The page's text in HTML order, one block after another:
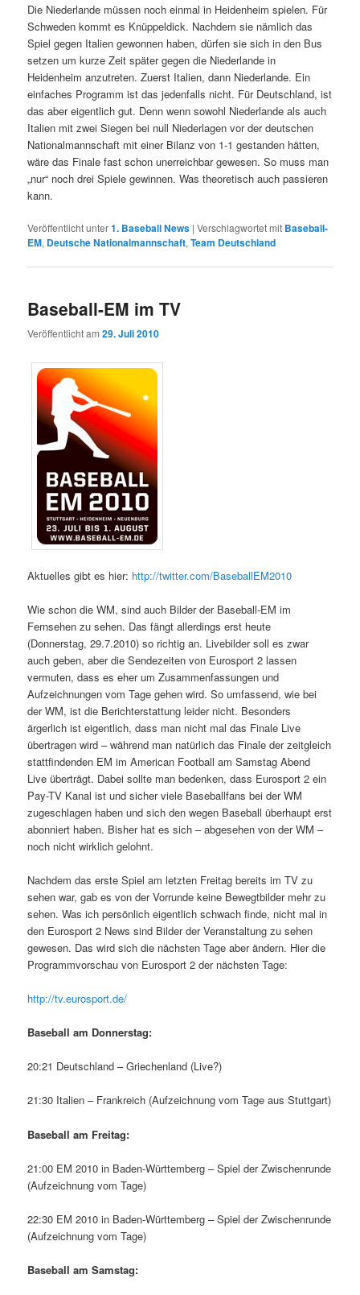
Die Niederlande müssen noch einmal in Heidenheim spielen. Für
Schweden kommt es Knüppeldick. Nachdem sie nämlich das
Spiel gegen Italien gewonnen haben, dürfen sie sich in den Bus
setzen um kurze Zeit später gegen die Niederlande in
Heidenheim anzutreten. Zuerst Italien, dann Niederlande. Ein
einfaches Programm ist das jedenfalls nicht. Für Deutschland, ist
das aber eigentlich gut. Denn wenn sowohl Niederlande als auch
Italien mit zwei Siegen bei null Niederlagen vor der deutschen
Nationalmannschaft mit einer Bilanz von 1-1 gestanden hätten,
wäre das Finale fast schon unerreichbar gewesen. So muss man
„nur“ noch drei Spiele gewinnen. Was theoretisch auch passieren
kann.
Veröffentlicht unter1. Baseball News |Verschlagwortet mit Baseball-
EM, Deutsche Nationalmannschaft,Team Deutschland
Baseball-EM im TV
Veröffentlicht am29. Juli 2010
Aktuelles gibt es hier: http://twitter.com/BaseballEM2010
Wie schon die WM, sind auch Bilder der Baseball-EM im
Fernsehen zu sehen. Das fängt allerdings erst heute
(Donnerstag, 29.7.2010) so richtig an. Livebilder soll es zwar
auch geben, aber die Sendezeiten von Eurosport 2 lassen
vermuten, dass es eher um Zusammenfassungen und
Aufzeichnungen vom Tage gehen wird. So umfassend, wie bei
der WM, ist die Berichterstattung leider nicht. Besonders
ärgerlich ist eigentlich, dass man nicht mal das Finale Live
übertragen wird – während man natürlich das Finale der zeitgleich
stattfindenden EM im American Football am Samstag Abend
Live überträgt. Dabei sollte man bedenken, dass Eurosport 2 ein
Pay-TV Kanal ist und sicher viele Baseballfans bei der WM
zugeschlagen haben und sich den wegen Baseball überhaupt erst
abonniert haben. Bisher hat es sich – abgesehen von der WM –
noch nicht wirklich gelohnt.
Nachdem das erste Spiel am letzten Freitag bereits im TV zu
sehen war, gab es von der Vorrunde keine Bewegtbilder mehr zu
sehen. Was ich persönlich eigentlich schwach finde, nicht mal in
den Eurosport 2 News sind Bilder der Veranstaltung zu sehen
gewesen. Das wird sich die nächsten Tage aber ändern. Hier die
Programmvorschau von Eurosport 2 der nächsten Tage:
http://tv.eurosport.de/
Baseball am Donnerstag:
20:21 Deutschland – Griechenland (Live?)
21:30 Italien – Frankreich (Aufzeichnung vom Tage aus Stuttgart)
Baseball am Freitag:
21:00 EM 2010 in Baden-Württemberg – Spiel der Zwischenrunde
(Aufzeichnung vom Tage)
22:30 EM 2010 in Baden-Württemberg – Spiel der Zwischenrunde
(Aufzeichnung vom Tage)
Baseball am Samstag: